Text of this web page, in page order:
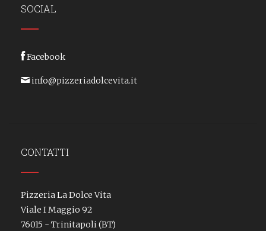
SOCIAL
Facebook
info@pizzeriadolcevita.it
CONTATTI
Pizzeria La Dolce Vita
Viale I Maggio 92
76015 - Trinitapoli (BT)